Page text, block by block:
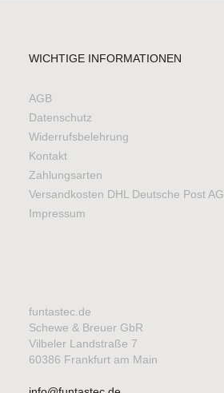
WICHTIGE INFORMATIONEN
AGB
Datenschutz
Widerrufsbelehrung
Kontakt
Zahlungsarten
Versandkosten DHL Deutsche Post AG
Impressum
funtastec.de
Schewe & Breuer GbR
Vilbeler Landstraße 7
60386 Frankfurt am Main